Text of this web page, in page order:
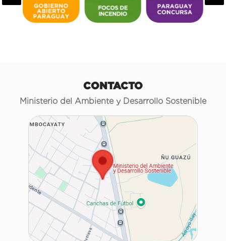
CONTACTO
Ministerio del Ambiente y Desarrollo Sostenible